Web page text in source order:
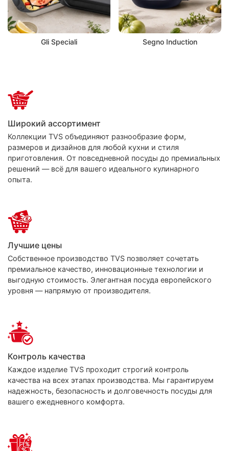
Gli Speciali Segno Induction
Широкий ассортимент
Коллекции TVS объединяют разнообразие форм,
размеров и дизайнов для любой кухни и стиля
приготовления. От повседневной посуды до премиальных
решений — всё для вашего идеального кулинарного
опыта.
Лучшие цены
Собственное производство TVS позволяет сочетать
премиальное качество, инновационные технологии и
выгодную стоимость. Элегантная посуда европейского
уровня — напрямую от производителя.
Контроль качества
Каждое изделие TVS проходит строгий контроль
качества на всех этапах производства. Мы гарантируем
надежность, безопасность и долговечность посуды для
вашего ежедневного комфорта.